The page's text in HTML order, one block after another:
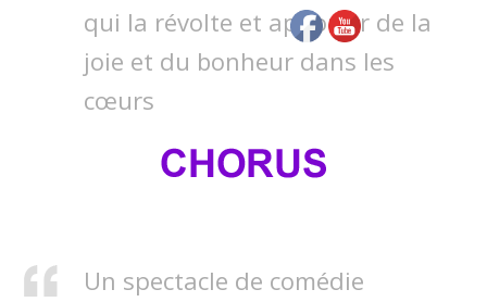
qui la révolte et apporter de la
joie et du bonheur dans les
cœurs
Un spectacle de comédie